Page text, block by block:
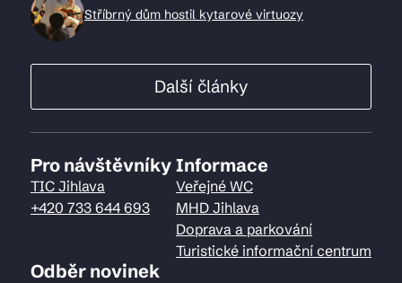
Stříbrný dům hostil kytarové virtuozy
Další články
Pro návštěvníky
TIC Jihlava
+420 733 644 693
Informace
Veřejné WC
MHD Jihlava
Doprava a parkování
Turistické informační centrum
Odběr novinek